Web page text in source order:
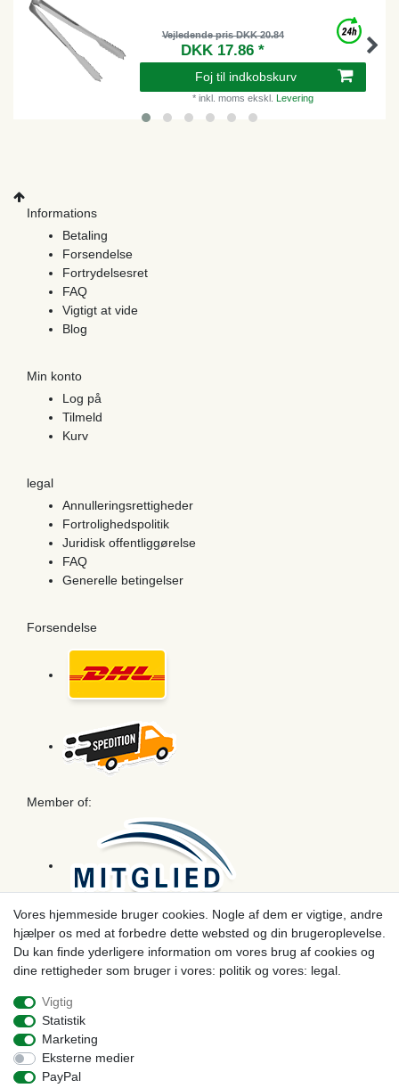
Vejledende pris DKK 20.84
DKK 17.86 *
Foj til indkobskurv
* inkl. moms ekskl. Levering
Informations
Betaling
Forsendelse
Fortrydelsesret
FAQ
Vigtigt at vide
Blog
Min konto
Log på
Tilmeld
Kurv
legal
Annulleringsrettigheder
Fortrolighedspolitik
Juridisk offentliggørelse
FAQ
Generelle betingelser
Forsendelse
Member of:
Betaling
Vores hjemmeside bruger cookies. Nogle af dem er vigtige, andre
hjælper os med at forbedre dette websted og din brugeroplevelse.
Du kan finde yderligere information om vores brug af cookies og
dine rettigheder som bruger i vores: politik og vores: legal.
Vigtig
Statistik
Marketing
Eksterne medier
PayPal